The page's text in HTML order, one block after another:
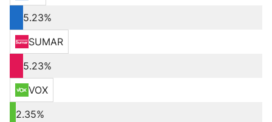
5.23%
SUMAR
5.23%
VOX
2.35%